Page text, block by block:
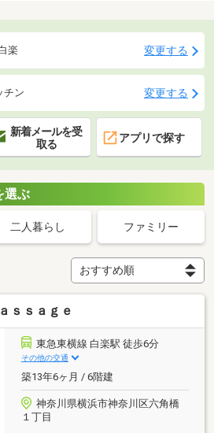
楽 変更する
チン 変更する
新着メールを受
取る
アプリで探す
選ぶ
二人暮らし ファミリー
ｓｓａｇｅ
東急東横線 白楽駅 徒歩6分
その他の交通
築13年6ヶ月 / 6階建
神奈川県横浜市神奈川区六角橋
１丁目